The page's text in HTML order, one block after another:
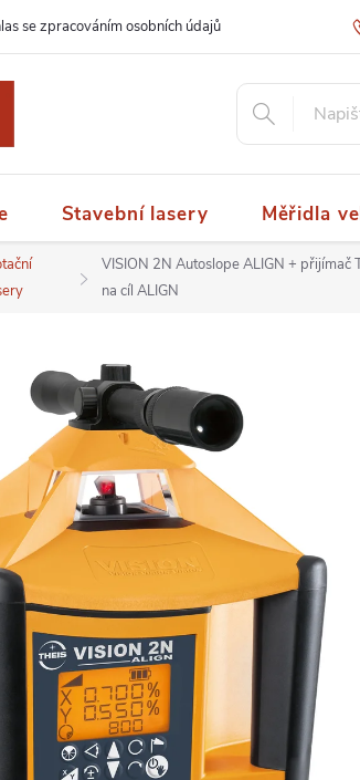
se zpracováním osobních údajů
Stavební lasery Měřidla
VISION 2N Autoslope ALIGN + přijímač
na cíl ALIGN